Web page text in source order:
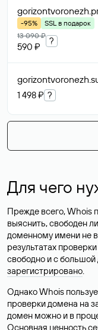
gorizontvoronezh
-95%
SSL в подарок
13 090 ₽
590 ₽
?
gorizontvoronezh
1 498 ₽ ?
Для чего
Прежде всего, Whois
выяснить, свободен
доменному имени не
результатах
свободно и с
зарегистрировано.
Однако Whois
проверки домена на
домен можно и в
Основная ценность